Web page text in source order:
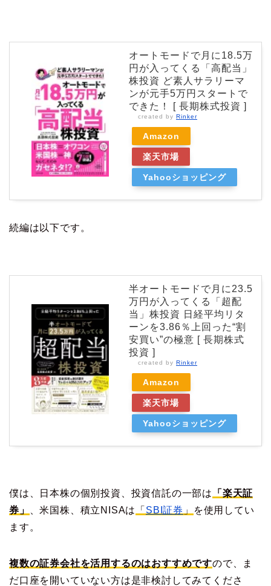
オートモードで月に18.5万
円が入ってくる「高配当」
株投資 ど素人サラリーマ
ンが元手5万円スタートで
できた！ [ 長期株式投資 ]
created by Rinker
Amazon
楽天市場
Yahooショッピング
続編は以下です。
半オートモードで月に23.5
万円が入ってくる「超配
当」株投資 日経平均リタ
ーンを3.86％上回った“割
安買い”の極意 [ 長期株式
投資 ]
created by Rinker
Amazon
楽天市場
Yahooショッピング
僕は、日本株の個別投資、投資信託の一部は
「楽天証
券」
、米国株、積立NISAは 「 SBI証券 」
を使用してい
ます。
複数の証券会社を活用するのはおすすめですので、ま
だ口座を開いていない方は是非検討してみてくださ